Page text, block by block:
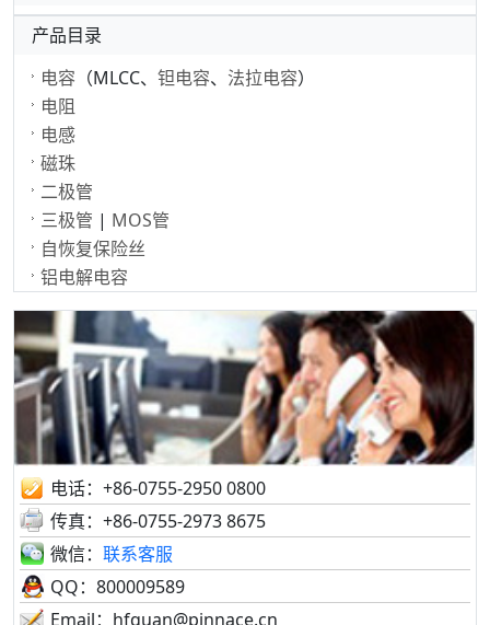
产品目录
电容 （MLCC、 钽电容、 法拉电容）
电阻
电感
磁珠
二极管
三极管 | MOS管
自恢复保险丝
铝电解电容
电话：+86-0755-2950 0800
传真：+86-0755-2973 8675
微信： 联系客服
QQ：800009589
Email：hfquan@pinnace.cn